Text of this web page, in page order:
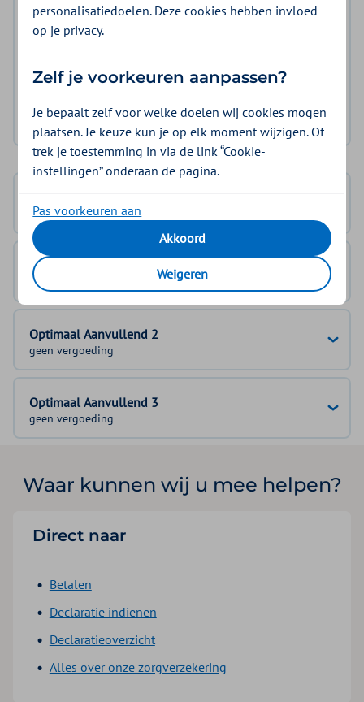
Log in en bekijk welke vergoeding en voorwaarden
voor u gelden.
Log in met DigiD
Geen DigiD?Vraag aan
geen vergoeding
Optimaal Aanvullend 1
geen vergoeding
Optimaal Aanvullend 2
geen vergoeding
Optimaal Aanvullend 3
geen vergoeding
Waar kunnen wij u mee helpen?
Direct naar
Betalen
Declaratie indienen
Declaratieoverzicht
Alles over onze zorgverzekering
personalisatiedoelen. Deze cookies hebben invloed
op je privacy.
Zelf je voorkeuren aanpassen?
Je bepaalt zelf voor welke doelen wij cookies mogen
plaatsen. Je keuze kun je op elk moment wijzigen. Of
trek je toestemming in via de link “Cookie-
instellingen” onderaan de pagina.
Pas voorkeuren aan
Akkoord
Weigeren